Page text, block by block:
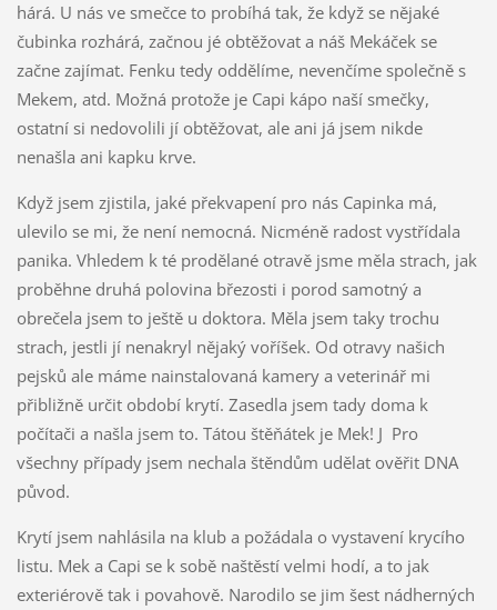
hárá. U nás ve smečce to probíhá tak, že když se nějaké
čubinka rozhárá, začnou jé obtěžovat a náš Mekáček se
začne zajímat. Fenku tedy oddělíme, nevenčíme společně s
Mekem, atd. Možná protože je Capi kápo naší smečky,
ostatní si nedovolili jí obtěžovat, ale ani já jsem nikde
nenašla ani kapku krve.
Když jsem zjistila, jaké překvapení pro nás Capinka má,
ulevilo se mi, že není nemocná. Nicméně radost vystřídala
panika. Vhledem k té prodělané otravě jsme měla strach, jak
proběhne druhá polovina březosti i porod samotný a
obrečela jsem to ještě u doktora. Měla jsem taky trochu
strach, jestli jí nenakryl nějaký voříšek. Od otravy našich
pejsků ale máme nainstalovaná kamery a veterinář mi
přibližně určit období krytí. Zasedla jsem tady doma k
počítači a našla jsem to. Tátou štěňátek je Mek! J Pro
všechny případy jsem nechala štěndům udělat ověřit DNA
původ.
Krytí jsem nahlásila na klub a požádala o vystavení krycího
listu. Mek a Capi se k sobě naštěstí velmi hodí, a to jak
exteriérově tak i povahově. Narodilo se jim šest nádherných